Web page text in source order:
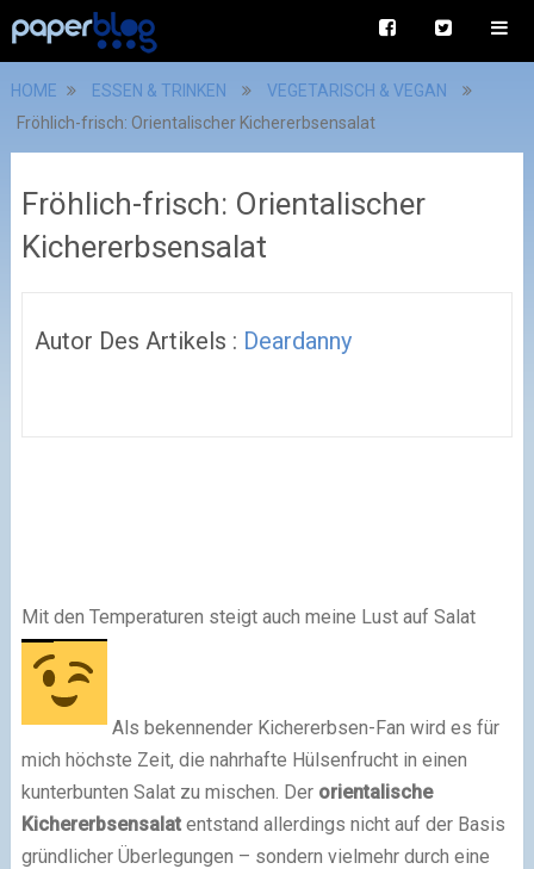
HOME ESSEN & TRINKEN
VEGETARISCH & VEGAN
Fröhlich-frisch: Orientalischer Kichererbsensalat
Fröhlich-frisch: Orientalischer
Kichererbsensalat
Autor Des Artikels : Deardanny
Mit den Temperaturen steigt auch meine Lust auf Salat
Als bekennender Kichererbsen-Fan wird es für
mich höchste Zeit, die nahrhafte Hülsenfrucht in einen
kunterbunten Salat zu mischen. Der orientalische
Kichererbsensalatentstand allerdings nicht auf der Basis
gründlicher Überlegungen – sondern vielmehr durch eine